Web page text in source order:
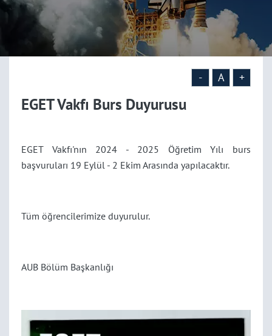
- A +
EGET Vakfı Burs Duyurusu
EGET Vakfı'nın 2024 - 2025 Öğretim Yılı burs
başvuruları 19 Eylül - 2 Ekim Arasında yapılacaktır.
Tüm öğrencilerimize duyurulur.
AUB Bölüm Başkanlığı